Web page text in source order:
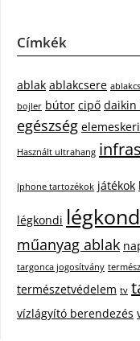
Címkék
ablak ablakcsere
bojler bútor cipő daikin
egészség
Használt ultrahang
Iphone tartozékok játékok
légkondi
műanyag ablak
targonca jogosítvány
természetvédelem tv
vízlágyító berendezés